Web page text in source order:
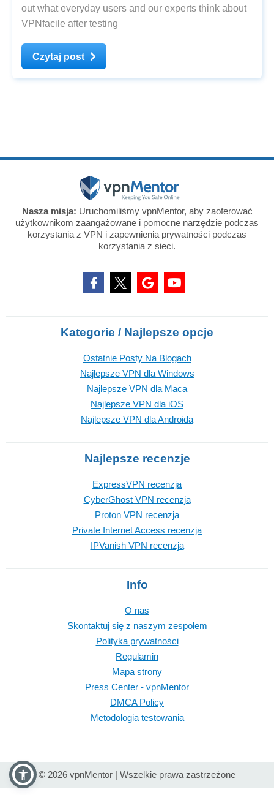
out what everyday users and our experts think about
VPNfacile after testing
Czytaj post
Nasza misja: Uruchomiliśmy vpnMentor, aby zaoferować
użytkownikom zaangażowane i pomocne narzędzie podczas
korzystania z VPN i zapewnienia prywatności podczas
korzystania z sieci.
Kategorie / Najlepsze opcje
Ostatnie Posty Na Blogach
Najlepsze VPN dla Windows
Najlepsze VPN dla Maca
Najlepsze VPN dla iOS
Najlepsze VPN dla Androida
Najlepsze recenzje
ExpressVPN recenzja
CyberGhost VPN recenzja
Proton VPN recenzja
Private Internet Access recenzja
IPVanish VPN recenzja
Info
O nas
Skontaktuj się z naszym zespołem
Polityka prywatności
Regulamin
Mapa strony
Press Center - vpnMentor
DMCA Policy
Metodologia testowania
© 2026 vpnMentor | Wszelkie prawa zastrzeżone